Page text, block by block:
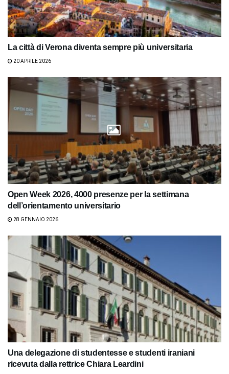
La città di Verona diventa sempre più universitaria
20 APRILE 2026
Open Week 2026, 4000 presenze per la settimana
dell’orientamento universitario
28 GENNAIO 2026
Una delegazione di studentesse e studenti iraniani
ricevuta dalla rettrice Chiara Leardini